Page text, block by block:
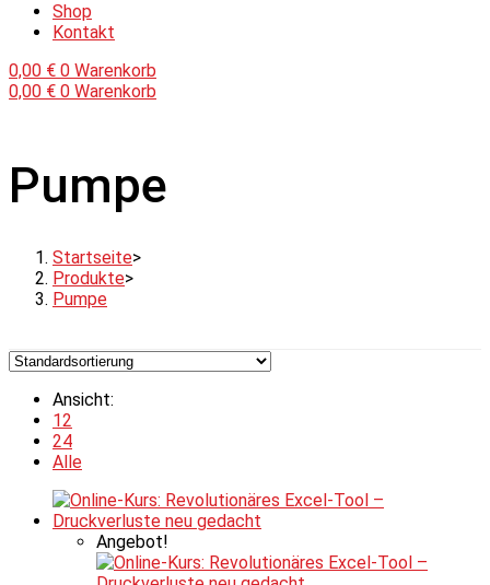
Shop
Kontakt
0,00 € 0 Warenkorb
0,00 € 0 Warenkorb
Pumpe
Startseite>
Produkte>
Pumpe
Ansicht:
12
24
Alle
Angebot!